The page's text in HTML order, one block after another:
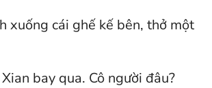
xuống cái ghế kế bên, thở một
bay qua. Cô người đâu?